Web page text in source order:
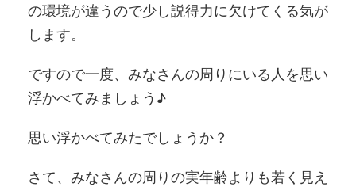
の環境が違うので少し説得力に欠けてくる気が
します。
ですので一度、みなさんの周りにいる人を思い
浮かべてみましょう♪
思い浮かべてみたでしょうか？
さて、みなさんの周りの実年齢よりも若く見え